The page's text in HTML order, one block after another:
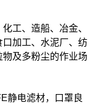
工、造船、冶金、
加工、水泥厂、纺
及多粉尘的作业场
静电滤材，口罩良